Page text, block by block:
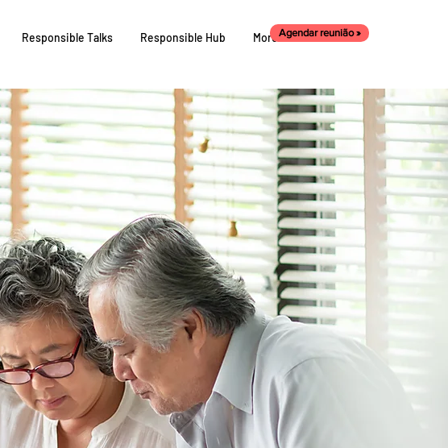
Agendar reunião »
Responsible Talks Responsible Hub More